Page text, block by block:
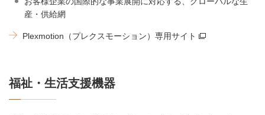
産・供給網
Plexmotion（プレクスモーション）専用サイト
福祉・生活支援機器